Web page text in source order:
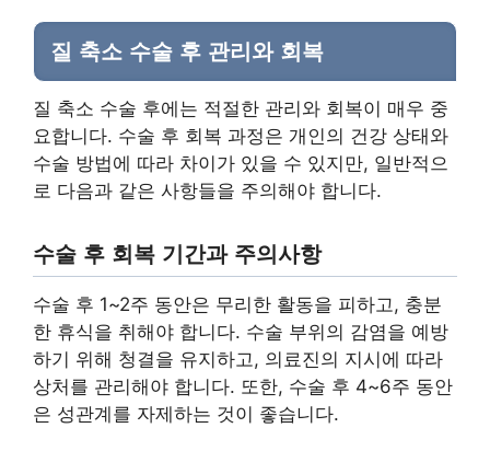
질 축소 수술 후 관리와 회복
질 축소 수술 후에는 적절한 관리와 회복이 매우 중
요합니다. 수술 후 회복 과정은 개인의 건강 상태와
수술 방법에 따라 차이가 있을 수 있지만, 일반적으
로 다음과 같은 사항들을 주의해야 합니다.
수술 후 회복 기간과 주의사항
수술 후 1~2주 동안은 무리한 활동을 피하고, 충분
한 휴식을 취해야 합니다. 수술 부위의 감염을 예방
하기 위해 청결을 유지하고, 의료진의 지시에 따라
상처를 관리해야 합니다. 또한, 수술 후 4~6주 동안
은 성관계를 자제하는 것이 좋습니다.